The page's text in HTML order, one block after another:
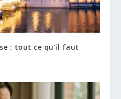
: tout ce qu’il faut